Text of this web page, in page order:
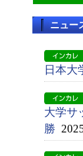
ニュー
日本大
大学サ
勝